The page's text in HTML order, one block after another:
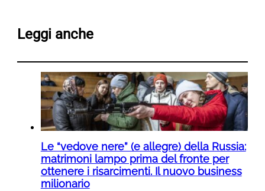
Leggi anche
Le “vedove nere” (e allegre) della Russia:
matrimoni lampo prima del fronte per
ottenere i risarcimenti. Il nuovo business
milionario